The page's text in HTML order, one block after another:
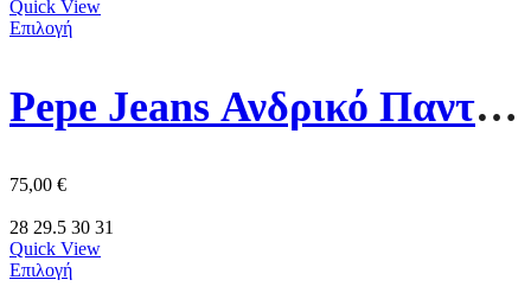
Quick View
Επιλογή
Pepe Jeans Ανδρικό Παντελόνι PM211655-999 Μάυρο
75,00 €
28 29.5 30 31
Quick View
Επιλογή